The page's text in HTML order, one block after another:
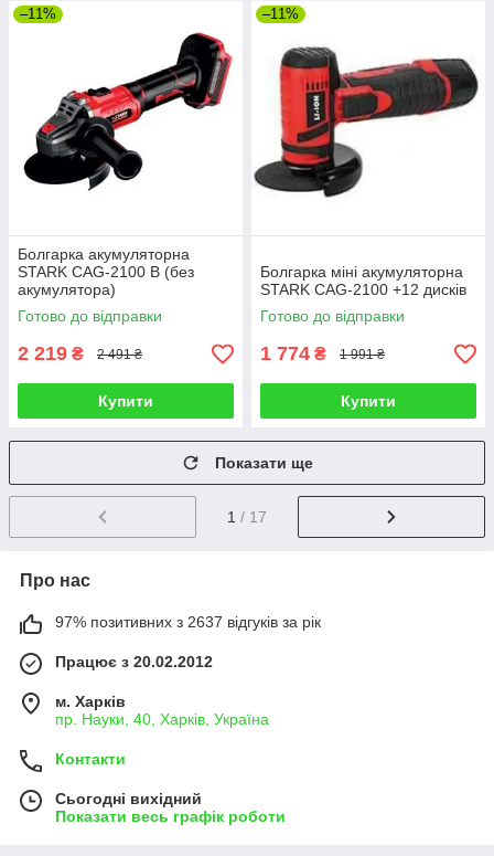
–11%
Болгарка акумуляторна
STARK CAG-2100 B (без
акумулятора)
Готово до відправки
2 219 ₴ 2 491 ₴
Купити
–11%
Болгарка міні акумуляторна
STARK CAG-2100 +12 дисків
Готово до відправки
1 774 ₴ 1 991 ₴
Купити
Показати ще
1 / 17
Про нас
97% позитивних з 2637 відгуків за рік
Працює з 20.02.2012
м. Харків
пр. Науки, 40, Харків, Україна
Контакти
Сьогодні вихідний
Показати весь графік роботи